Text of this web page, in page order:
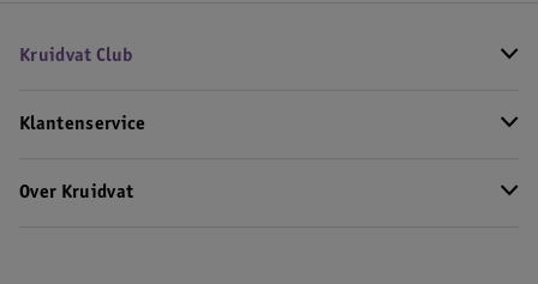
Kruidvat Club
Klantenservice
Over Kruidvat